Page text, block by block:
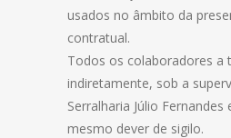
usados no âmbito da
contratual.
Todos os colaboradores a
indiretamente, sob a
Serralharia Júlio
mesmo dever de sigilo.